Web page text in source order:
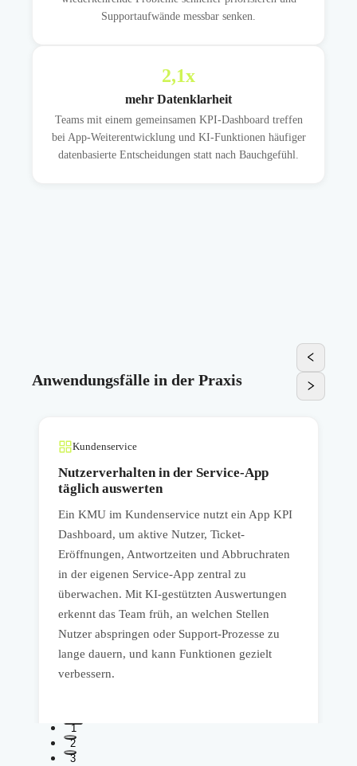
Supportaufwände messbar senken.
2,1x
mehr Datenklarheit
Teams mit einem gemeinsamen KPI-Dashboard treffen
bei App-Weiterentwicklung und KI-Funktionen häufiger
datenbasierte Entscheidungen statt nach Bauchgefühl.
Anwendungsfälle in der Praxis
Kundenservice
Nutzerverhalten in der Service-App
täglich auswerten
Ein KMU im Kundenservice nutzt ein App KPI
Dashboard, um aktive Nutzer, Ticket-
Eröffnungen, Antwortzeiten und Abbruchraten
in der eigenen Service-App zentral zu
überwachen. Mit KI-gestützten Auswertungen
erkennt das Team früh, an welchen Stellen
Nutzer abspringen oder Support-Prozesse zu
lange dauern, und kann Funktionen gezielt
verbessern.
1
2
3